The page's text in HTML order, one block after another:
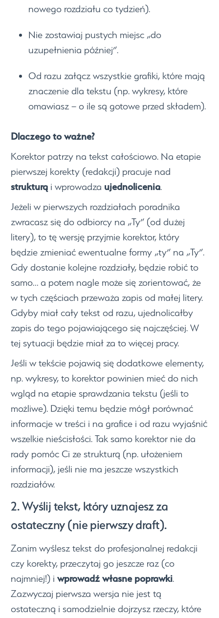
nowego rozdziału co tydzień).
Nie zostawiaj pustych miejsc „do
uzupełnienia później”.
Od razu załącz wszystkie grafiki, które mają
znaczenie dla tekstu (np. wykresy, które
omawiasz – o ile są gotowe przed składem).
Dlaczego to ważne?
Korektor patrzy na tekst całościowo. Na etapie
pierwszej korekty (redakcji) pracuje nad
strukturą i wprowadza ujednolicenia.
Jeżeli w pierwszych rozdziałach poradnika
zwracasz się do odbiorcy na „Ty” (od dużej
litery), to tę wersję przyjmie korektor, który
będzie zmieniać ewentualne formy „ty” na „Ty”.
Gdy dostanie kolejne rozdziały, będzie robić to
samo… a potem nagle może się zorientować, że
w tych częściach przeważa zapis od małej litery.
Gdyby miał cały tekst od razu, ujednolicałby
zapis do tego pojawiającego się najczęściej. W
tej sytuacji będzie miał za to więcej pracy.
Jeśli w tekście pojawią się dodatkowe elementy,
np. wykresy, to korektor powinien mieć do nich
wgląd na etapie sprawdzania tekstu (jeśli to
możliwe). Dzięki temu będzie mógł porównać
informacje w treści i na grafice i od razu wyjaśnić
wszelkie nieścisłości. Tak samo korektor nie da
rady pomóc Ci ze strukturą (np. ułożeniem
informacji), jeśli nie ma jeszcze wszystkich
rozdziałów.
2. Wyślij tekst, który uznajesz za
ostateczny (nie pierwszy draft).
Zanim wyślesz tekst do profesjonalnej redakcji
czy korekty, przeczytaj go jeszcze raz (co
najmniej!) iwprowadź własne poprawki.
Zazwyczaj pierwsza wersja nie jest tą
ostateczną i samodzielnie dojrzysz rzeczy, które